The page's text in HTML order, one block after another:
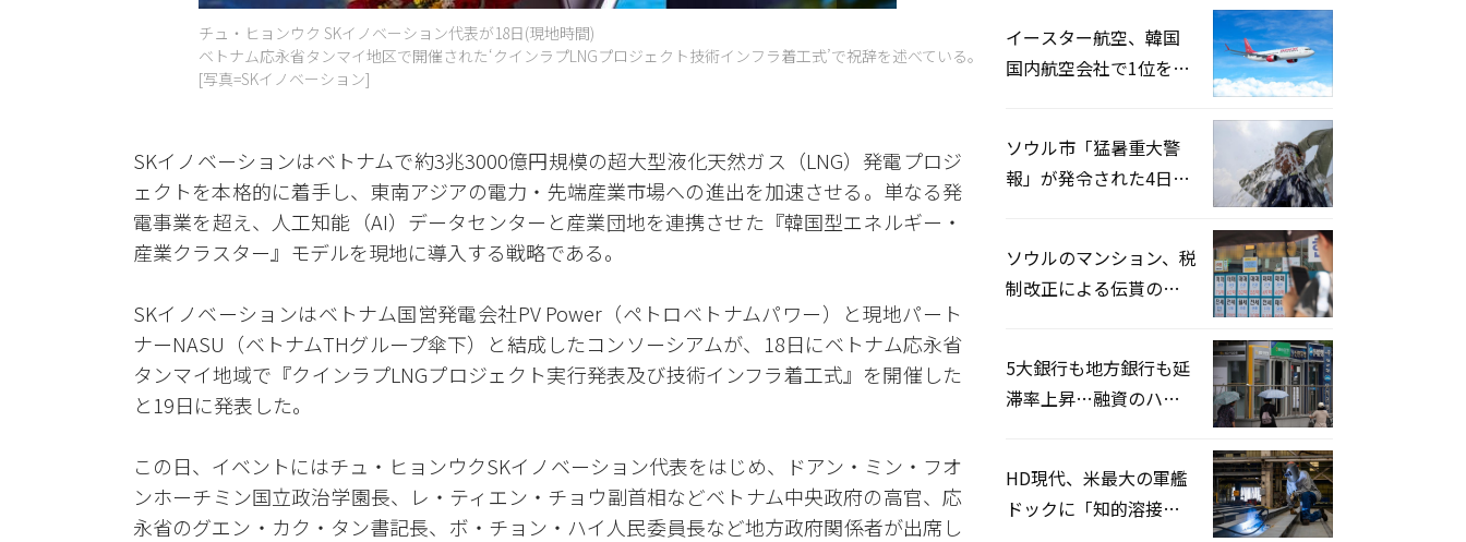
チュ・ヒョンウク SKイノベーション代表が18日(現地時間)
ベトナム応永省タンマイ地区で開催された‘クインラプLNGプロジェクト技術インフラ着工式’で祝辞を述べている。
[写真=SKイノベーション]
SKイノベーションはベトナムで約3兆3000億円規模の超大型液化天然ガス（LNG）発電プロジ
ェクトを本格的に着手し、東南アジアの電力・先端産業市場への進出を加速させる。単なる発
電事業を超え、人工知能（AI）データセンターと産業団地を連携させた『韓国型エネルギー・
産業クラスター』モデルを現地に導入する戦略である。
SKイノベーションはベトナム国営発電会社PV Power（ペトロベトナムパワー）と現地パート
ナーNASU（ベトナムTHグループ傘下）と結成したコンソーシアムが、18日にベトナム応永省
タンマイ地域で『クインラプLNGプロジェクト実行発表及び技術インフラ着工式』を開催した
と19日に発表した。
この日、イベントにはチュ・ヒョンウクSKイノベーション代表をはじめ、ドアン・ミン・フオ
ンホーチミン国立政治学園長、レ・ティエン・チョウ副首相などベトナム中央政府の高官、応
永省のグエン・カク・タン書記長、ボ・チョン・ハイ人民委員長など地方政府関係者が出席し
イースター航空、韓国
国内航空会社で1位を記
ソウル市「猛暑重大警
報」が発令された4日、
ソウルのマンション、税
制改正による伝貰の月
5大銀行も地方銀行も延
滞率上昇…融資のハー
HD現代、米最大の軍艦
ドックに「知的溶接」